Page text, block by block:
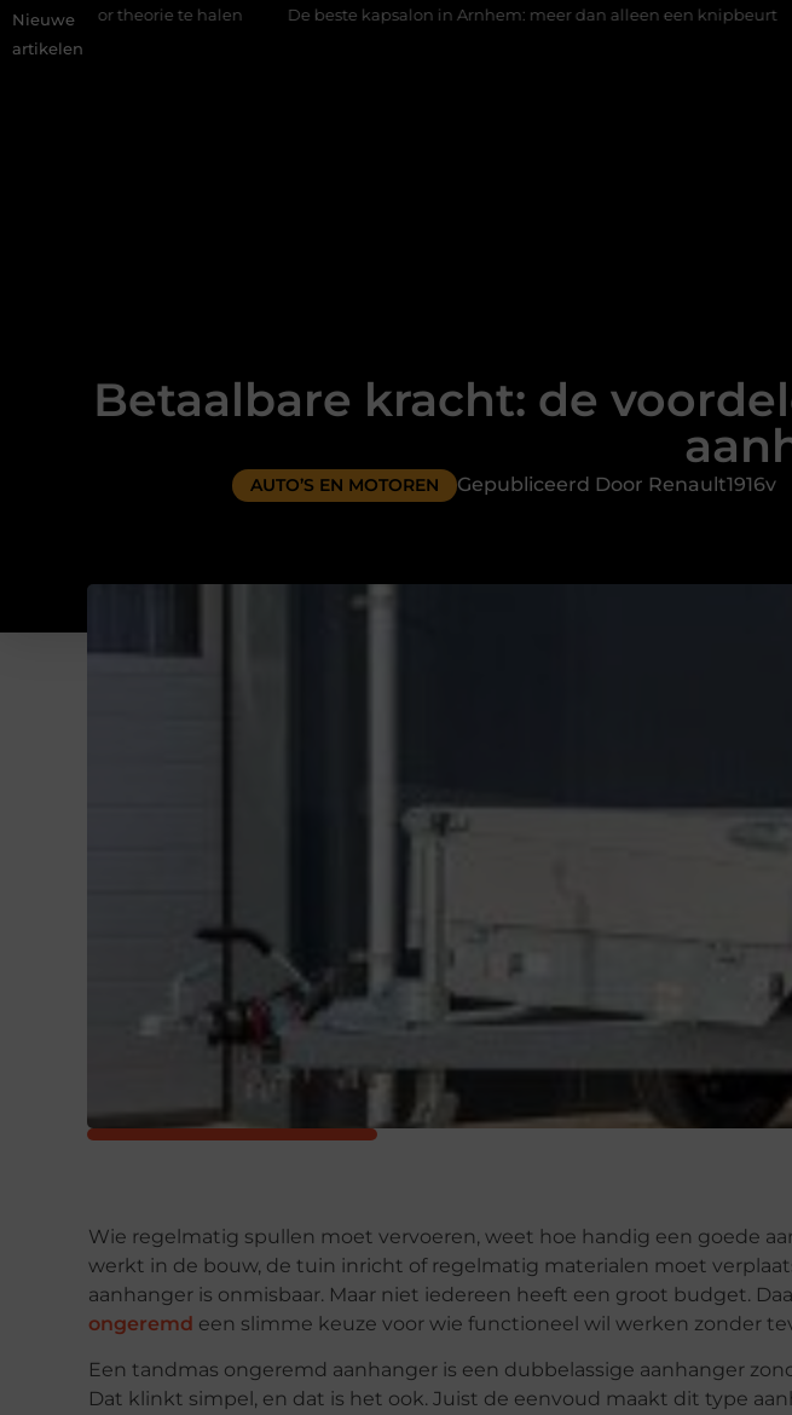
Nieuwe
artikelen
te halen De beste kapsalon in Arnhem: meer dan alleen een knipbeurt
Betaalbare kracht: de
AUTO’S EN MOTOREN Gepubliceerd Door Renault1916v
Wie regelmatig spullen moet vervoeren, weet hoe handig een goede
werkt in de bouw, de tuin inricht of regelmatig materialen moet
aanhanger is onmisbaar. Maar niet iedereen heeft een groot budget.
ongeremd een slimme keuze voor wie functioneel wil werken zonder
Een tandmas ongeremd aanhanger is een dubbelassige aanhanger
Dat klinkt simpel, en dat is het ook. Juist de eenvoud maakt dit type